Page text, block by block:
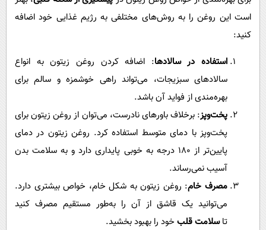
است این روغن را به روش‌های مختلفی به رژیم غذایی خود اضافه
کنید:
استفاده در سالادها: اضافه کردن روغن زیتون به انواع
سالادهای سبزیجات، می‌تواند راهی خوشمزه و سالم برای
بهره‌مندی از فواید آن باشد.
پخت‌وپز: برخلاف باورهای نادرست، می‌توان از روغن زیتون برای
پخت‌وپز با دمای متوسط استفاده کرد. روغن زیتون در دمای
پایین‌تر از 180 درجه به خوبی پایداری دارد و به سلامت بدن
آسیب نمی‌رساند.
مصرف خام: روغن زیتون به شکل خام، خواص بیشتری دارد.
می‌توانید یک قاشق از آن را به‌طور مستقیم مصرف کنید
تاسلامت قلبخود را بهبود بخشید.